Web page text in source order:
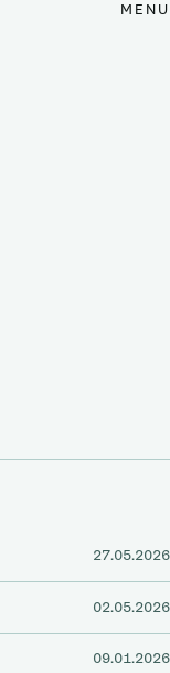
MENU
27.05.2026
02.05.2026
09.01.2026